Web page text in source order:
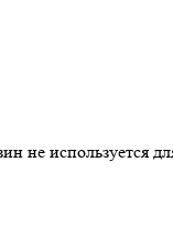
используется